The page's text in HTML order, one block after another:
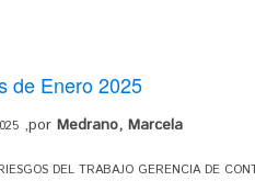
de Enero 2025
,por Medrano, Marcela
DEL TRABAJO GERENCIA DE